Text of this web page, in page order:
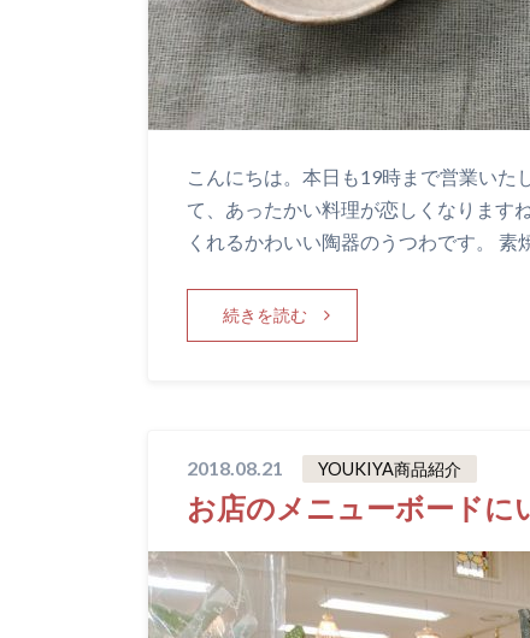
こんにちは。本日も19時まで営業いた
て、あったかい料理が恋しくなります
くれるかわいい陶器のうつわです。 素
続きを読む
2018.08.21 YOUKIYA商品紹介
お店のメニューボードに